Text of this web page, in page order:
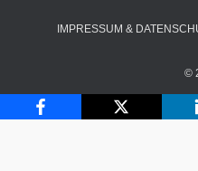
IMPRESSUM &
©